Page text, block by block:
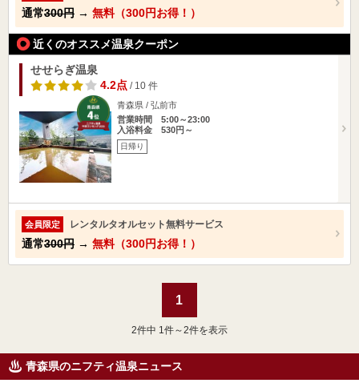
通常300円 → 無料（300円お得！）
近くのオススメ温泉クーポン
せせらぎ温泉
4.2点/ 10 件
青森県 / 弘前市
営業時間 5:00～23:00
入浴料金 530円～
日帰り
会員限定 レンタルタオルセット無料サービス
通常300円 → 無料（300円お得！）
1
2件中 1件～2件を表示
青森県のニフティ温泉ニュース